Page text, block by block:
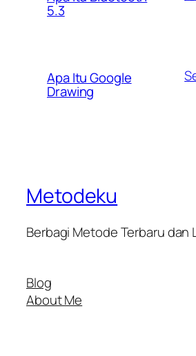
5.3
Apa Itu Google
Drawing
Metodeku
Berbagi Metode Terbaru dan
Blog
About Me